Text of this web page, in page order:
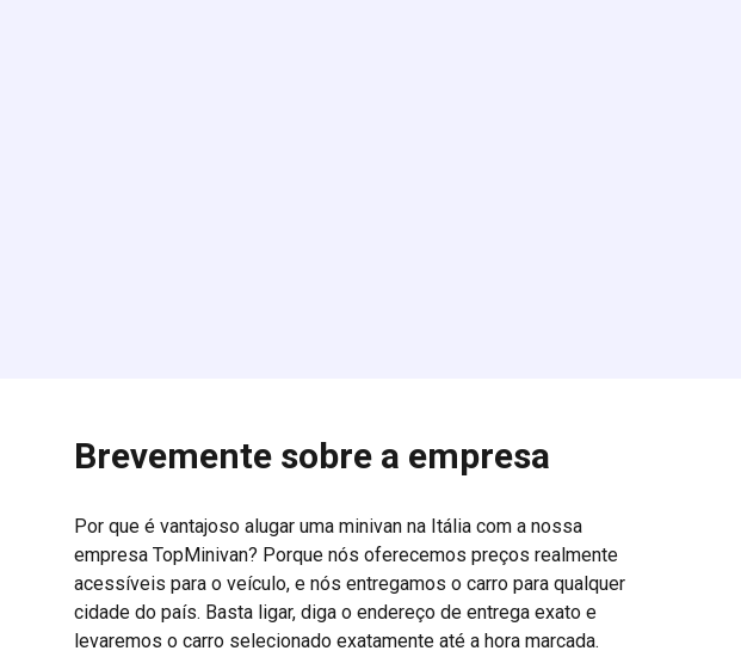
Brevemente sobre a empresa
Por que é vantajoso alugar uma minivan na Itália com a nossa
empresa TopMinivan? Porque nós oferecemos preços realmente
acessíveis para o veículo, e nós entregamos o carro para qualquer
cidade do país. Basta ligar, diga o endereço de entrega exato e
levaremos o carro selecionado exatamente até a hora marcada.